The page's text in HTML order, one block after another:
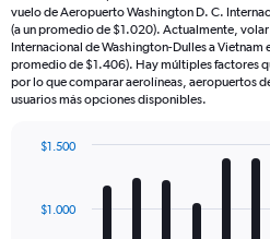
vuelo de Aeropuerto Washington D. C.
(a un promedio de $1.020). Actualmente,
Internacional de Washington-Dulles a Vietnam
promedio de $1.406). Hay múltiples factores
por lo que comparar aerolíneas, aeropuertos
usuarios más opciones disponibles.
with
12
$1.000
$1.500